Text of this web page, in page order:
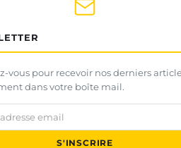
vous pour recevoir nos derniers
dans votre boîte mail.
email
S'INSCRIRE